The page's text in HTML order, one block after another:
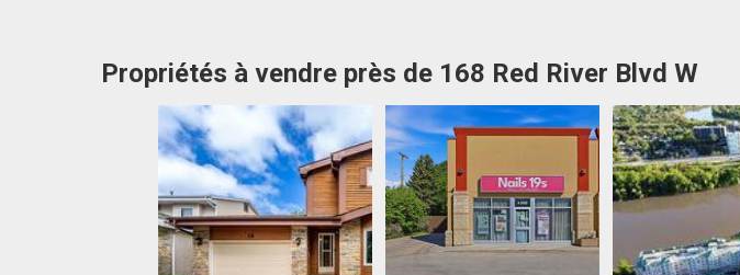
Propriétés à vendre près de 168 Red River Blvd W